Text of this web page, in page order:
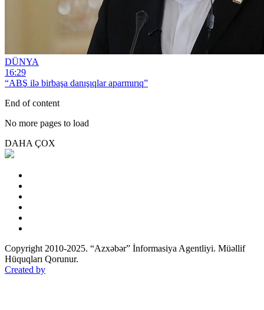
DÜNYA
16:29
“ABŞ ilə birbaşa danışıqlar aparmırıq”
End of content
No more pages to load
DAHA ÇOX
Copyright 2010-2025. “Azxəbər” İnformasiya Agentliyi. Müəllif
Hüquqları Qorunur.
Created by